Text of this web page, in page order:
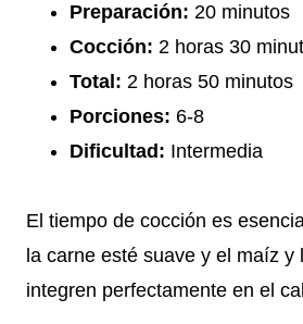
Preparación: 20 minutos
Cocción: 2 horas 30
Total: 2 horas 50 minutos
Porciones: 6-8
Dificultad: Intermedia
El tiempo de cocción es
la carne esté suave y el maíz y
integren perfectamente en el